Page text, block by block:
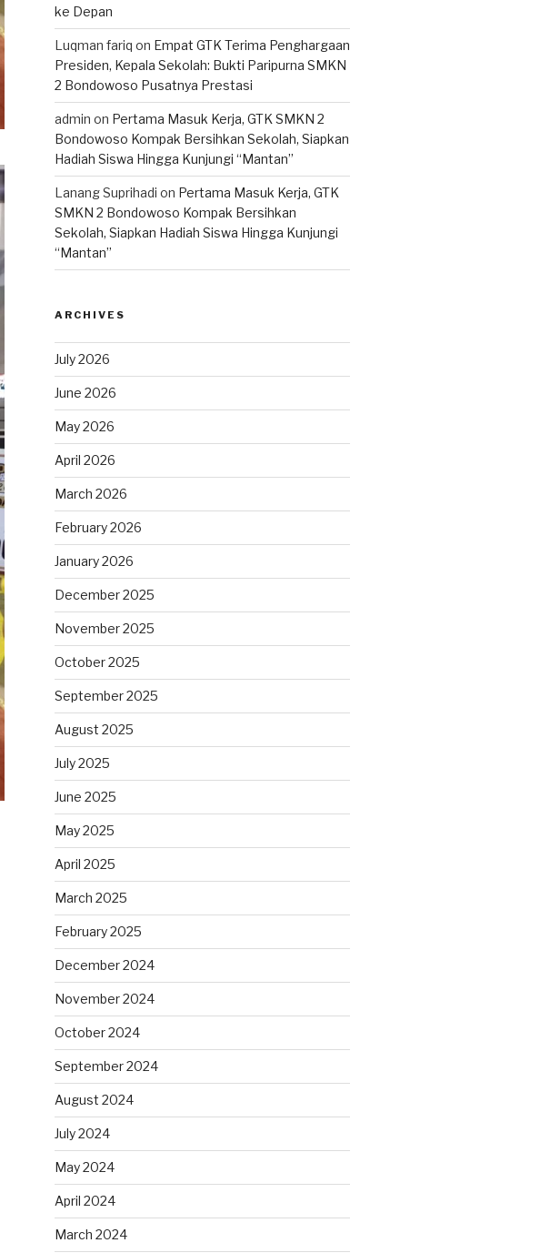
ke Depan
Luqman fariq on Empat GTK Terima Penghargaan
Presiden, Kepala Sekolah: Bukti Paripurna SMKN
2 Bondowoso Pusatnya Prestasi
admin on Pertama Masuk Kerja, GTK SMKN 2
Bondowoso Kompak Bersihkan Sekolah, Siapkan
Hadiah Siswa Hingga Kunjungi “Mantan”
Lanang Suprihadi on Pertama Masuk Kerja, GTK
SMKN 2 Bondowoso Kompak Bersihkan
Sekolah, Siapkan Hadiah Siswa Hingga Kunjungi
“Mantan”
ARCHIVES
July 2026
June 2026
May 2026
April 2026
March 2026
February 2026
January 2026
December 2025
November 2025
October 2025
September 2025
August 2025
July 2025
June 2025
May 2025
April 2025
March 2025
February 2025
December 2024
November 2024
October 2024
September 2024
August 2024
July 2024
May 2024
April 2024
March 2024